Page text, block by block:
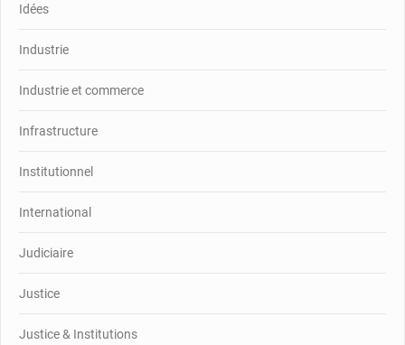
Idées
Industrie
Industrie et commerce
Infrastructure
Institutionnel
International
Judiciaire
Justice
Justice & Institutions